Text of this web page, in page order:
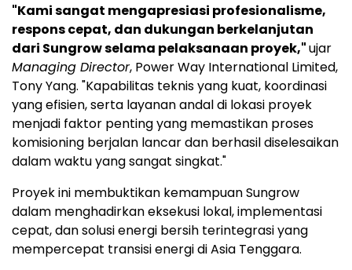
"Kami sangat mengapresiasi profesionalisme,
respons cepat, dan dukungan berkelanjutan
dari Sungrow selama pelaksanaan proyek,"ujar
Managing Director, Power Way International Limited,
Tony Yang. "Kapabilitas teknis yang kuat, koordinasi
yang efisien, serta layanan andal di lokasi proyek
menjadi faktor penting yang memastikan proses
komisioning berjalan lancar dan berhasil diselesaikan
dalam waktu yang sangat singkat."
Proyek ini membuktikan kemampuan Sungrow
dalam menghadirkan eksekusi lokal, implementasi
cepat, dan solusi energi bersih terintegrasi yang
mempercepat transisi energi di Asia Tenggara.